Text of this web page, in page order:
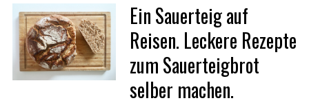
Ein Sauerteig auf
Reisen. Leckere Rezepte
zum Sauerteigbrot
selber machen.